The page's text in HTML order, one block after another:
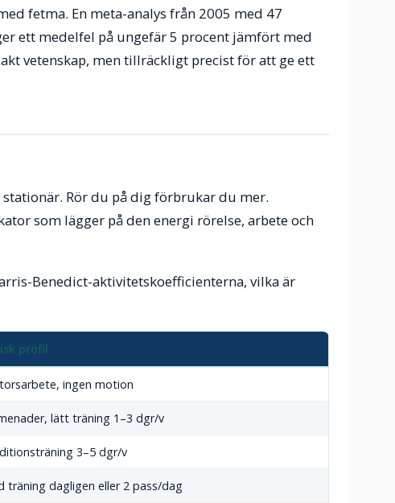
fetma. En meta-analys från 2005 med 47
ett medelfel på ungefär 5 procent jämfört med
vetenskap, men tillräckligt precist för att ge ett
Rör du på dig förbrukar du mer.
som lägger på den energi rörelse, arbete och
Benedict-aktivitetskoefficienterna, vilka är
profil
ingen motion
lätt träning 1–3 dgr/v
3–5 dgr/v
träning dagligen eller 2 pass/dag